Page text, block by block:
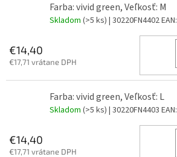
Farba: vivid green, Veľkosť: M
Skladom (>5 ks) | 30220FN4402EAN:
€14,40
€17,71 vrátane DPH
Farba: vivid green, Veľkosť: L
Skladom (>5 ks) | 30220FN4403 EAN:
€14,40
€17,71 vrátane DPH